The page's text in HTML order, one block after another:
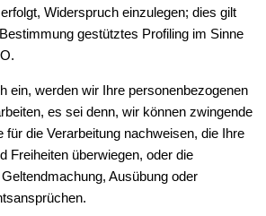
Widerspruch einzulegen; dies gilt
gestütztes Profiling im Sinne
ein, werden wir Ihre personenbezogenen
es sei denn, wir können zwingende
die Verarbeitung nachweisen, die Ihre
Freiheiten überwiegen, oder die
Ausübung oder